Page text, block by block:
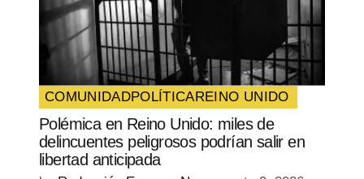
Your E-mail*
Guarda mi nombre, correo electrónico y
web en este navegador para la próxima
vez que comente.
SUBMIT COMMENT
COMUNIDADPOLÍTICAREINO UNIDO
Polémica en Reino Unido: miles de
delincuentes peligrosos podrían salir en
libertad anticipada